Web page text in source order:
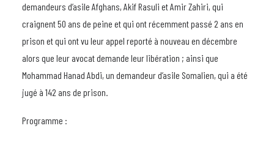
demandeurs d’asile Afghans, Akif Rasuli et Amir Zahiri, qui
craignent 50 ans de peine et qui ont récemment passé 2 ans en
prison et qui ont vu leur appel reporté à nouveau en décembre
alors que leur avocat demande leur libération ; ainsi que
Mohammad Hanad Abdi, un demandeur d’asile Somalien, qui a été
jugé à 142 ans de prison.
Programme :